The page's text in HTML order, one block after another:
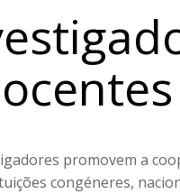
promovem a
congéneres,